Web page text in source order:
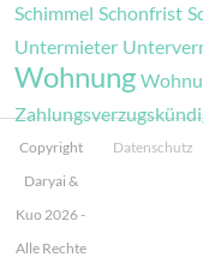
Schimmel Schonfrist
Untermieter
Wohnung
Copyright
Daryai &
Kuo 2026 -
Alle Rechte
Datenschutz